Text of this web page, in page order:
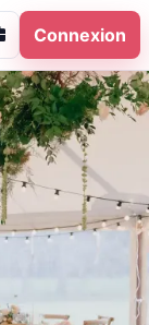
Connexion